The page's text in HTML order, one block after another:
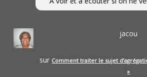
jacou
sur Comment traiter le sujet
»